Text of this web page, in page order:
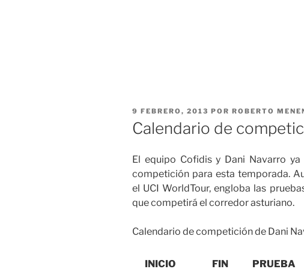
PUBLICADO
EL
9 FEBRERO, 2013 POR ROBERTO
Calendario de
El equipo Cofidis y Dani Navarro
competición para esta temporada.
el UCI WorldTour, engloba las
que competirá el corredor asturiano.
Calendario de competición de Dani
INICIO FIN PRUEBA